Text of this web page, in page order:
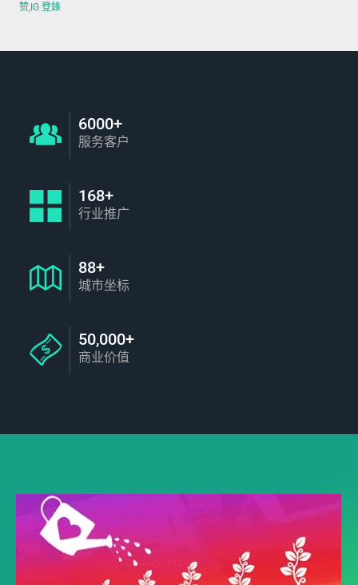
赞,IG 登錄
6000+
服务客户
168+
行业推广
88+
城市坐标
50,000+
商业价值